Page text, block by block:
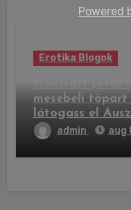
Erotika Blogok
mesebeli
látogass el
admin aug
Powered